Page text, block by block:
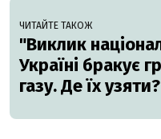
ЧИТАЙТЕ ТАКОЖ
"Виклик
Україні бракує
газу. Де їх узяти?